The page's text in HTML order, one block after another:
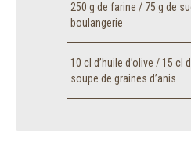
250 g de farine / 75 g de
boulangerie
10 cl d’huile d’olive / 15 cl
soupe de graines d’anis